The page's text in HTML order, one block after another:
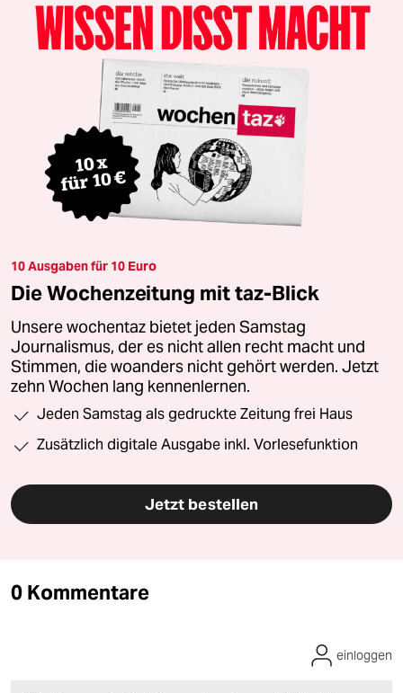
10 Ausgaben für 10 Euro
Die Wochenzeitung mit taz-Blick
Unsere wochentaz bietet jeden Samstag
Journalismus, der es nicht allen recht macht und
Stimmen, die woanders nicht gehört werden. Jetzt
zehn Wochen lang kennenlernen.
Jeden Samstag als gedruckte Zeitung frei Haus
Zusätzlich digitale Ausgabe inkl. Vorlesefunktion
Jetzt bestellen
0 Kommentare
einloggen